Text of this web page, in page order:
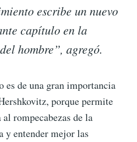
escribe un nuevo
capítulo en la
hombre”, agregó.
es de una gran importancia
porque permite
rompecabezas de la
y entender mejor las